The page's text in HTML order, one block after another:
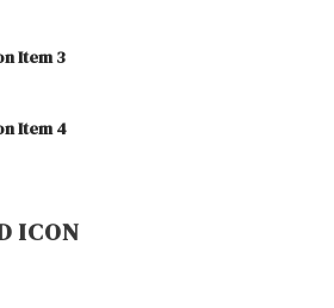
Item 3
Item 4
ICON